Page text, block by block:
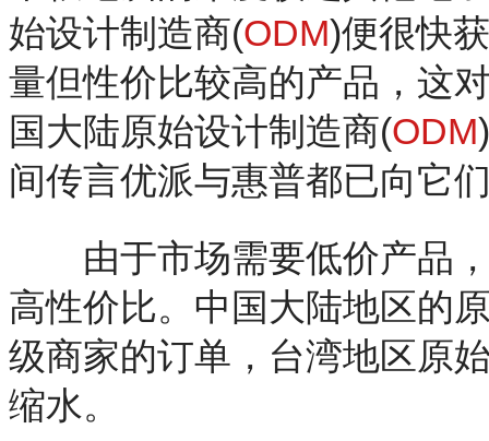
始设计制造商(ODM)便很快
量但性价比较高的产品，这
国大陆原始设计制造商(ODM
间传言优派与惠普都已向它
由于市场需要低价产品，
高性价比。中国大陆地区的
级商家的订单，台湾地区原
缩水。